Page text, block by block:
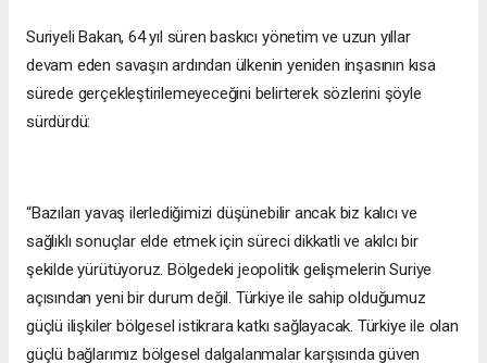
Suriyeli Bakan, 64 yıl süren baskıcı yönetim ve uzun yıllar
devam eden savaşın ardından ülkenin yeniden inşasının kısa
sürede gerçekleştirilemeyeceğini belirterek sözlerini şöyle
sürdürdü:
“Bazıları yavaş ilerlediğimizi düşünebilir ancak biz kalıcı ve
sağlıklı sonuçlar elde etmek için süreci dikkatli ve akılcı bir
şekilde yürütüyoruz. Bölgedeki jeopolitik gelişmelerin Suriye
açısından yeni bir durum değil. Türkiye ile sahip olduğumuz
güçlü ilişkiler bölgesel istikrara katkı sağlayacak. Türkiye ile olan
güçlü bağlarımız bölgesel dalgalanmalar karşısında güven